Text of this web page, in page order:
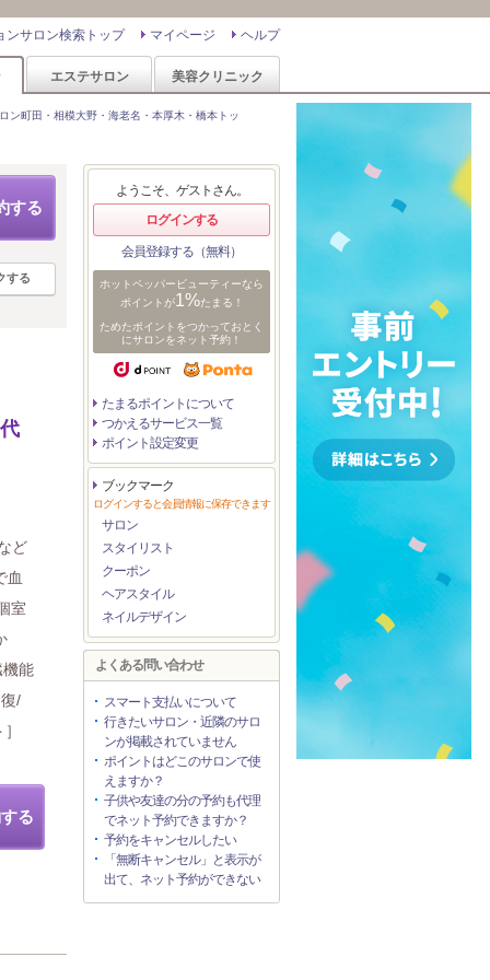
ヘルプ
マイページ
ンサロン検索トップ
エステサロン 美容クリニック
ン町田・相模大野・海老名・本厚木・橋本トッ
する
する
ど
血
室
機能
/
る
ようこそ、ゲストさん。
ログインする
会員登録する（無料）
ホットペッパービューティーなら
ポイントが1%たまる！
ためたポイントをつかっておとく
にサロンをネット予約！
たまるポイントについて
つかえるサービス一覧
ポイント設定変更
ブックマーク
ログインすると会員情報に保存できます
サロン
スタイリスト
クーポン
ヘアスタイル
ネイルデザイン
よくある問い合わせ
スマート支払いについて
行きたいサロン・近隣のサロ
ンが掲載されていません
ポイントはどこのサロンで使
えますか？
子供や友達の分の予約も代理
でネット予約できますか？
予約をキャンセルしたい
「無断キャンセル」と表示が
出て、ネット予約ができない